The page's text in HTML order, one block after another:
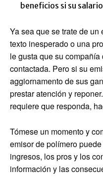
beneficios si su
Ya sea que se trate de
texto inesperado o una
le gusta que su
contactada. Pero si su
aggiornamento de sus
prestar atención y
requiere que responda,
Tómese un momento y
emisor de polímero
ingresos, los pros y los
información y las